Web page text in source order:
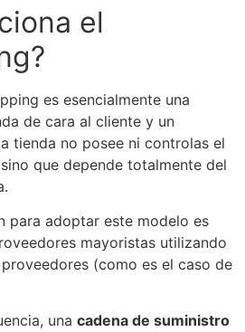
el
?
es esencialmente una
de cara al cliente y un
tienda no posee ni controlas el
que depende totalmente del
para adoptar este modelo es
mayoristas utilizando
(como es el caso de
una cadena de suministro